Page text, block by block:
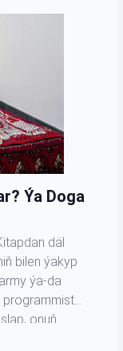
Ýa Doga
däl
bilen ýakyp
ýa-da
onuň
basýan